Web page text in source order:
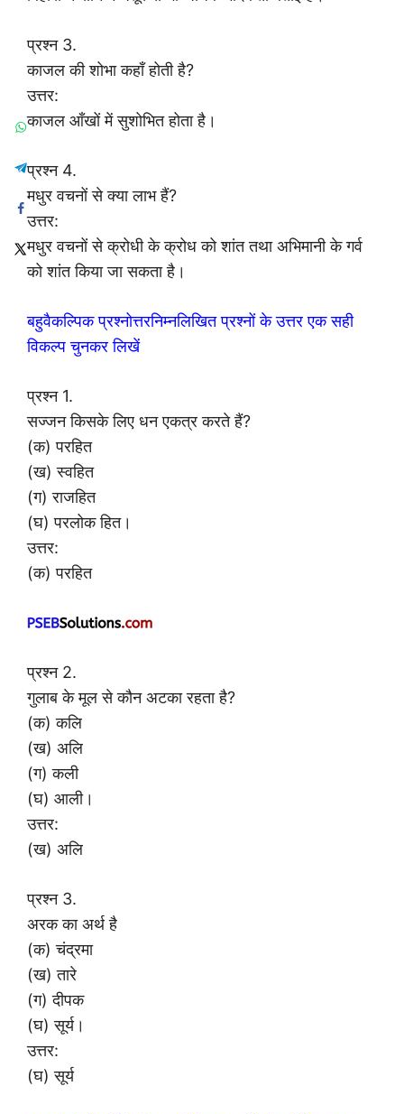
प्रश्न 3.
काजल की शोभा कहाँ होती है?
उत्तर:
काजल आँखों में सुशोभित होता है।
प्रश्न 4.
मधुर वचनों से क्या लाभ हैं?
उत्तर:
मधुर वचनों से क्रोधी के क्रोध को शांत तथा अभिमानी के गर्व
को शांत किया जा सकता है।
बहुवैकल्पिक प्रश्नोत्तरनिम्नलिखित प्रश्नों के उत्तर एक सही
विकल्प चुनकर लिखें
प्रश्न 1.
सज्जन किसके लिए धन एकत्र करते हैं?
(क) परहित
(ख) स्वहित
(ग) राजहित
(घ) परलोक हित।
उत्तर:
(क) परहित
प्रश्न 2.
गुलाब के मूल से कौन अटका रहता है?
(क) कलि
(ख) अलि
(ग) कली
(घ) आली।
उत्तर:
(ख) अलि
प्रश्न 3.
अरक का अर्थ है
(क) चंद्रमा
(ख) तारे
(ग) दीपक
(घ) सूर्य।
उत्तर:
(घ) सूर्य